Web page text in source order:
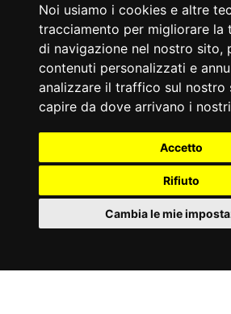
Noi usiamo i cookies e altre
tracciamento per migliorare la
di navigazione nel nostro sito,
contenuti personalizzati e
analizzare il traffico sul nostro
capire da dove arrivano i
Accetto
Rifiuto
Cambia le mie
FWX-8100
PRESS
Tagga le tue foto e
#toorxprofessional
entra a far parte della